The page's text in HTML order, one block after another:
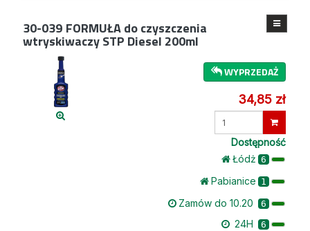
30-039 FORMUŁA do czyszczenia
wtryskiwaczy STP Diesel 200ml
WYPRZEDAŻ
34,85 zł
Dostępność
Łódż 6
Pabianice 1
Zamów do 10.20 6
24H 6